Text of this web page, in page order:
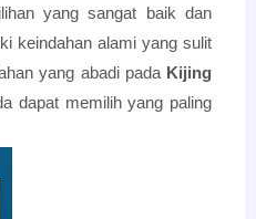
yang sangat baik dan
keindahan alami yang sulit
yang abadi pada Kijing
dapat memilih yang paling